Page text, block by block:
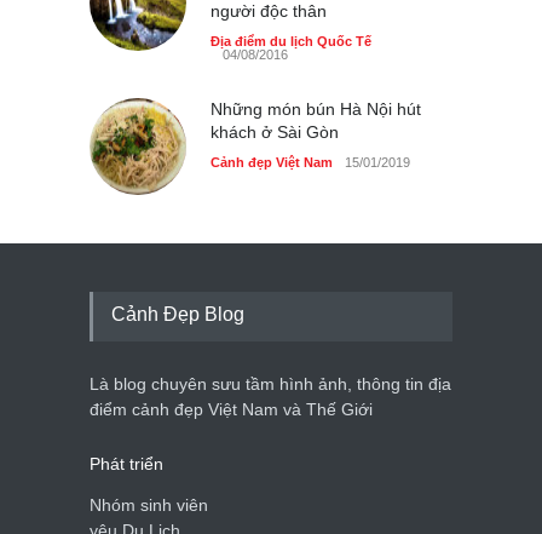
người độc thân
Địa điểm du lịch Quốc Tế
04/08/2016
Những món bún Hà Nội hút
khách ở Sài Gòn
Cảnh đẹp Việt Nam 15/01/2019
Cảnh Đẹp Blog
Là blog chuyên sưu tầm hình ảnh, thông tin địa
điểm cảnh đẹp Việt Nam và Thế Giới
Phát triển
Nhóm sinh viên